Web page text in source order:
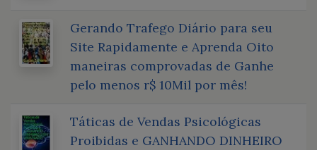
Gerando Trafego Diário para seu
Site Rapidamente e Aprenda Oito
maneiras comprovadas de Ganhe
pelo menos r$ 10Mil por mês!
Táticas de Vendas Psicológicas
Proibidas e GANHANDO DINHEIRO